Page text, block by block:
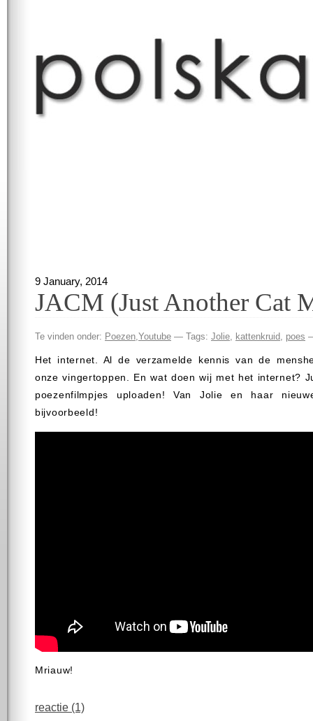
9 January, 2014
JACM (Just Another Cat
Te vinden onder: Poezen Youtube — Tags: Jolie kattenkruid poes
Het internet. Al de verzamelde kennis van de
onze vingertoppen. En wat doen wij met het internet?
poezenfilmpjes uploaden! Van Jolie en haar
bijvoorbeeld!
Mriauw!
reactie (1)